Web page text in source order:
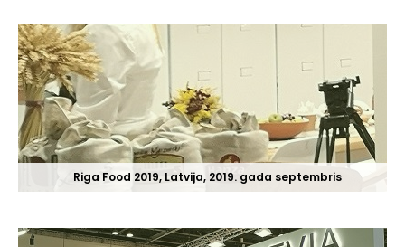
Riga Food 2019, Latvija, 2019. gada septembris